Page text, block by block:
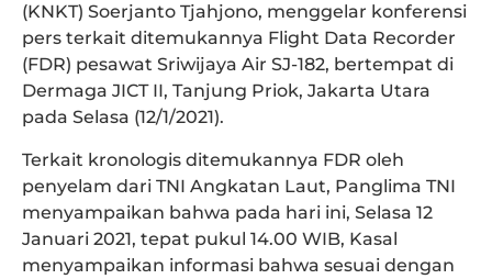
(KNKT) Soerjanto Tjahjono, menggelar konferensi
pers terkait ditemukannya Flight Data Recorder
(FDR) pesawat Sriwijaya Air SJ-182, bertempat di
Dermaga JICT II, Tanjung Priok, Jakarta Utara
pada Selasa (12/1/2021).
Terkait kronologis ditemukannya FDR oleh
penyelam dari TNI Angkatan Laut, Panglima TNI
menyampaikan bahwa pada hari ini, Selasa 12
Januari 2021, tepat pukul 14.00 WIB, Kasal
menyampaikan informasi bahwa sesuai dengan